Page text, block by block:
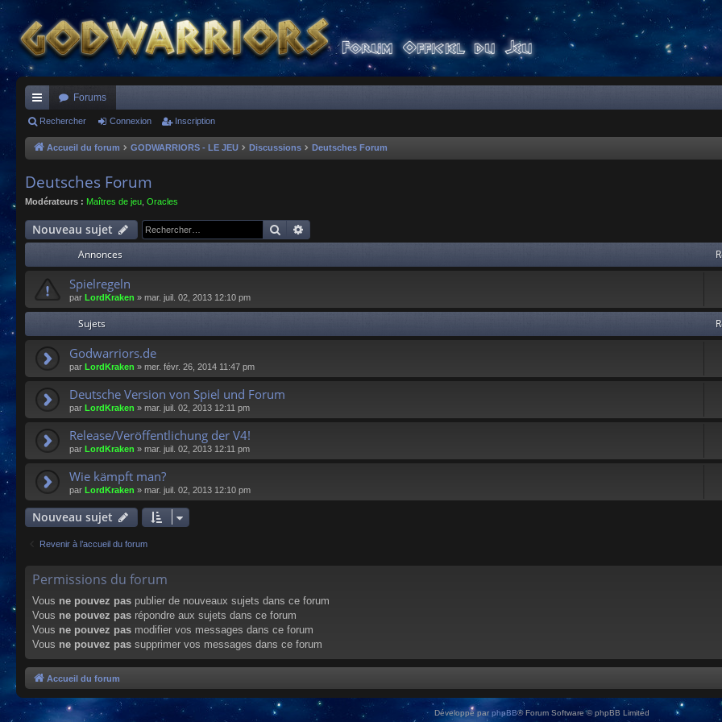
ac
co
s
Forums
Rechercher Connexion Inscription
Accueil du forum GODWARRIORS - LE JEU Discussions Deutsches Forum
Deutsches Forum
Modérateurs : Maîtres de jeu Oracles
Nouveau sujet Rechercher
Annonces
Spielregeln
par LordKraken » mar. juil. 02, 2013 12:10 pm
Sujets
Godwarriors.de
par LordKraken » mer. févr. 26, 2014 11:47 pm
Deutsche Version von Spiel und Forum
par LordKraken » mar. juil. 02, 2013 12:11 pm
Release/Veröffentlichung der V4!
par LordKraken » mar. juil. 02, 2013 12:11 pm
Wie kämpft man?
par LordKraken » mar. juil. 02, 2013 12:10 pm
Nouveau sujet
Revenir à l’accueil du forum
Permissions du forum
Vous ne pouvez pas publier de nouveaux sujets dans ce forum
Vous ne pouvez pas répondre aux sujets dans ce forum
Vous ne pouvez pas modifier vos messages dans ce forum
Vous ne pouvez pas supprimer vos messages dans ce forum
Accueil du forum
Développé par phpBB® Forum Software © phpBB Limited